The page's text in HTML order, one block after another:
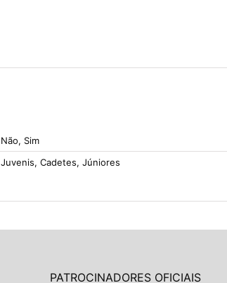
Não, Sim
Juvenis, Cadetes, Júniores
PATROCINADORES OFICIAIS